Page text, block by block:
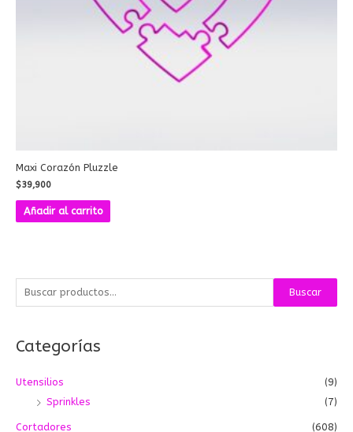
u
c
r
o
Buscar
Categorías
Utensilios
(9)
Sprinkles
(7)
Cortadores
(608)
Maxi Corazón Pluzzle
$39,900
Añadir al carrito